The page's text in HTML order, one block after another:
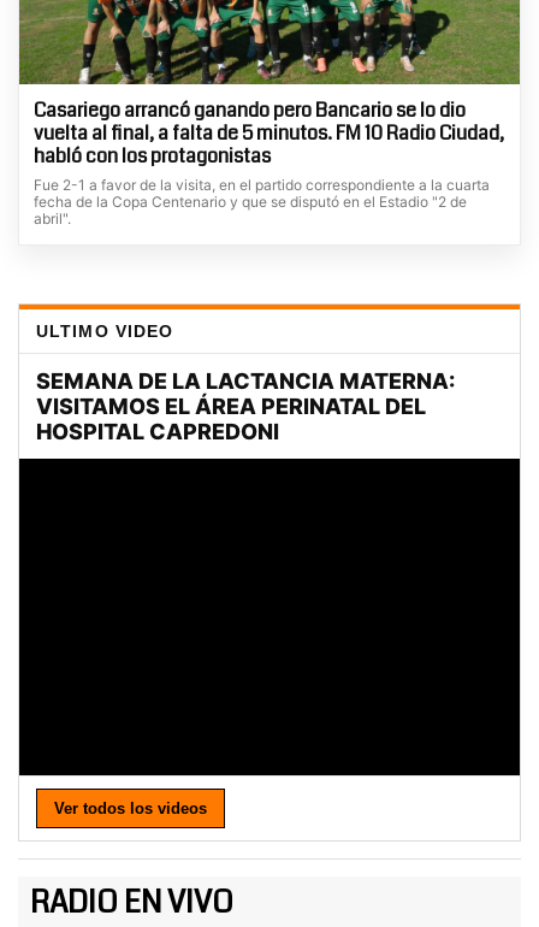
Casariego arrancó ganando pero Bancario se lo dio
vuelta al final, a falta de 5 minutos. FM 10 Radio Ciudad,
habló con los protagonistas
Fue 2-1 a favor de la visita, en el partido correspondiente a la cuarta
fecha de la Copa Centenario y que se disputó en el Estadio "2 de
abril".
ULTIMO VIDEO
Ver todos los videos
RADIO EN VIVO